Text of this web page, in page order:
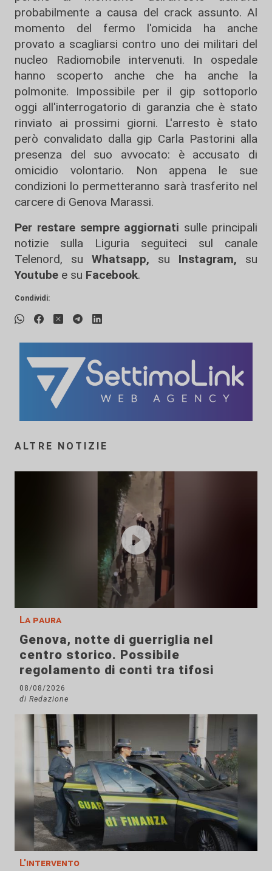
probabilmente a causa del crack assunto. Al
momento del fermo l'omicida ha anche
provato a scagliarsi contro uno dei militari del
nucleo Radiomobile intervenuti. In ospedale
hanno scoperto anche che ha anche la
polmonite. Impossibile per il gip sottoporlo
oggi all'interrogatorio di garanzia che è stato
rinviato ai prossimi giorni. L'arresto è stato
però convalidato dalla gip Carla Pastorini alla
presenza del suo avvocato: è accusato di
omicidio volontario. Non appena le sue
condizioni lo permetteranno sarà trasferito nel
carcere di Genova Marassi.
Per restare sempre aggiornati sulle principali
notizie sulla Liguria seguiteci sul canale
Telenord, su
Whatsapp, su Instagram, su
Youtube e su Facebook.
Condividi:
ALTRE NOTIZIE
La paura
Genova, notte di guerriglia nel
centro storico. Possibile
regolamento di conti tra tifosi
08/08/2026
di Redazione
L'intervento